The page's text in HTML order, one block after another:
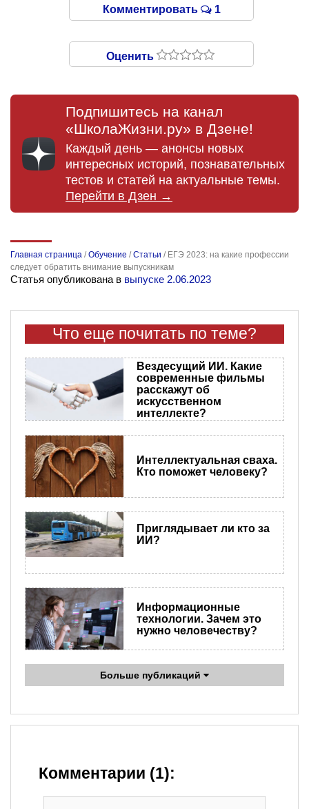
Комментировать 1
Оценить
Подпишитесь на канал
«ШколаЖизни.ру» в Дзене!
Каждый день — анонсы новых
интересных историй, познавательных
тестов и статей на актуальные темы.
Перейти в Дзен →
Главная страница /Обучение /Статьи / ЕГЭ 2023: на какие профессии
следует обратить внимание выпускникам
Статья опубликована в выпуске 2.06.2023
Что еще почитать по теме?
Вездесущий ИИ. Какие
современные фильмы
расскажут об
искусственном
интеллекте?
Интеллектуальная сваха.
Кто поможет человеку?
Приглядывает ли кто за
ИИ?
Информационные
технологии. Зачем это
нужно человечеству?
Больше публикаций
Комментарии (1):